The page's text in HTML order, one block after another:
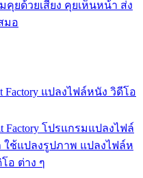
ยด้วยเสียง คุยเห็นหน้า ส่ง
มอ
Factory แปลงไฟล์หนัง วิดีโอ
Factory โปรแกรมแปลงไฟล์
ใช้แปลงรูปภาพ แปลงไฟล์ห
อ ต่าง ๆ